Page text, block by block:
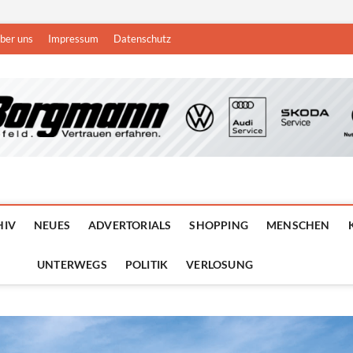
uns Impressum Datenschutz
NIEDERRHEIN
NEUES ADVERTORIALS SHOPPING MENSCHEN
UNTERWEGS POLITIK VERLOSUNG